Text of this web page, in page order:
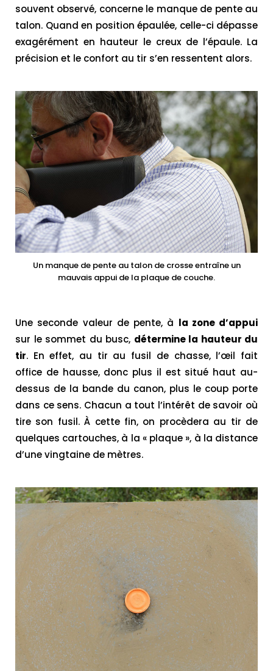
souvent observé, concerne le manque de pente au
talon. Quand en position épaulée, celle-ci dépasse
exagérément en hauteur le creux de l’épaule. La
précision et le confort au tir s’en ressentent alors.
Un manque de pente au talon de crosse entraîne un
mauvais appui de la plaque de couche.
Une seconde valeur de pente, à la zone d’appui
sur le sommet du busc, détermine la hauteur du
tir. En effet, au tir au fusil de chasse, l’œil fait
office de hausse, donc plus il est situé haut au-
dessus de la bande du canon, plus le coup porte
dans ce sens. Chacun a tout l’intérêt de savoir où
tire son fusil. À cette fin, on procèdera au tir de
quelques cartouches, à la « plaque », à la distance
d’une vingtaine de mètres.